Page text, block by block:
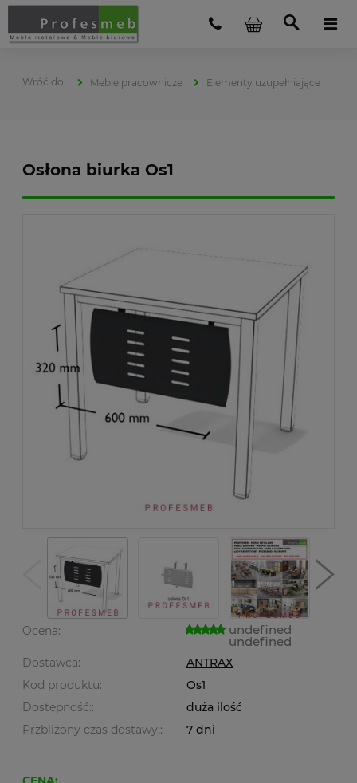
Meble pracownicze Elementy uzupełniające
Osłona biurka Os1
Ocena: undefined
undefined
Dostawca:
ANTRAX
Kod produktu:
Os1
Dostepność::
duża ilość
Przbliżony czas dostawy::
7 dni